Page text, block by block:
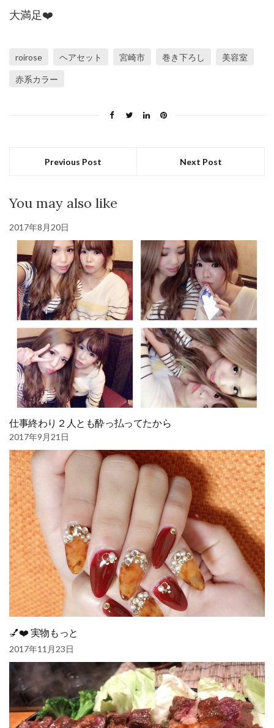
大満足❤️
roirose ヘアセット 宮崎市 巻き下ろし 美容室
赤系カラー
Previous Post Next Post
You may also like
2017年8月20日
仕事終わり２人とも酔っ払ってたから
2017年9月21日
💅❤️ 実物もっと
2017年11月23日